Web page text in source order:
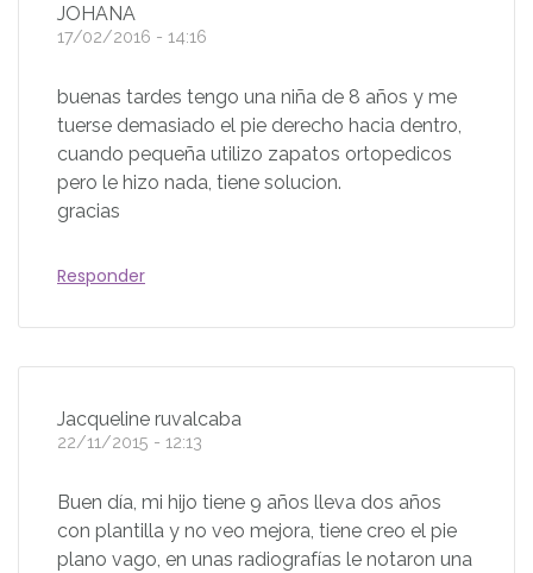
JOHANA
17/02/2016 - 14:16
buenas tardes tengo una niña de 8 años y me
tuerse demasiado el pie derecho hacia dentro,
cuando pequeña utilizo zapatos ortopedicos
pero le hizo nada, tiene solucion.
gracias
Responder
Jacqueline ruvalcaba
22/11/2015 - 12:13
Buen día, mi hijo tiene 9 años lleva dos años
con plantilla y no veo mejora, tiene creo el pie
plano vago, en unas radiografías le notaron una